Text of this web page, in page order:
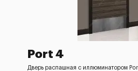
Port 4
Дверь распашная с иллюминатором